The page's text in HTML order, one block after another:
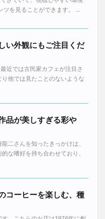
を見ることができます。 ...
い外観にもご注目くだ
近では古民家カフェが注目さ
他では見たことのないような
品が美しすぎる彩や
二さんを知ったきっかけは、
な嗜好を持ち合わせており、
コーヒーを楽しむ、種